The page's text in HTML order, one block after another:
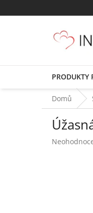
na
PRODUKTY
Domů
Průměrné